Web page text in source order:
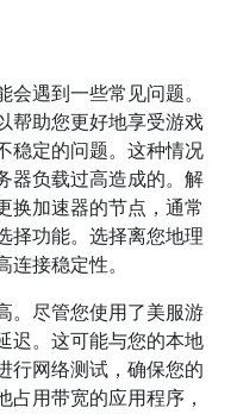
遇到一些常见问题。
帮助您更好地享受游戏
稳定的问题。这种情况
器负载过高造成的。解
换加速器的节点，通常
择功能。选择离您地理
接稳定性。
。尽管您使用了美服游
迟。这可能与您的本地
行网络测试，确保您的
用带宽的应用程序，